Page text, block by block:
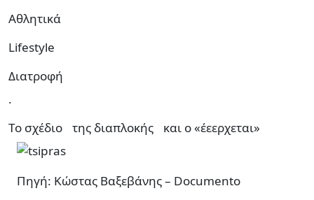
Αθλητικά
Lifestyle
Διατροφή
.
Το σχέδιο της διαπλοκής και ο «έεερχεται»
Πηγή: Κώστας Βαξεβάνης – Documento